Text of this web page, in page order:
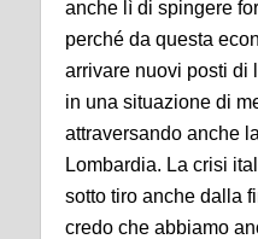
anche lì di spingere
perché da questa
arrivare nuovi posti di
in una situazione di
attraversando anche la
Lombardia. La crisi
sotto tiro anche dalla
credo che abbiamo